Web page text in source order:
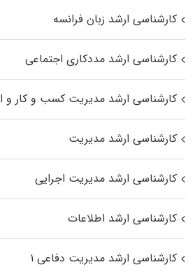
کارشناسی ارشد زبان فرانسه
کارشناسی ارشد مددکاری اجتماعی
کارشناسی ارشد مدیریت کسب و کار و
کارشناسی ارشد مدیریت
کارشناسی ارشد مدیریت اجرایی
کارشناسی ارشد اطلاعات
کارشناسی ارشد مدیریت دفاعی ۱